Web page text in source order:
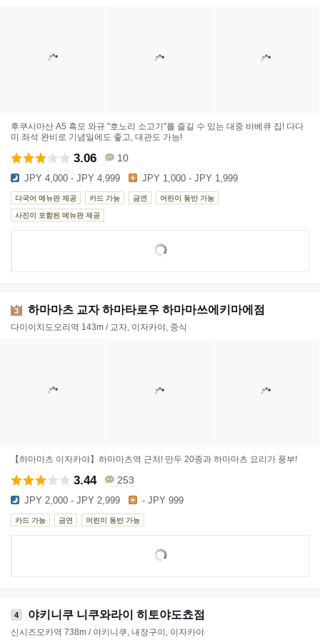
후쿠시마산 A5 흑모 와규 "호노리 소고기"를 즐길 수 있는 대중 바베큐 집! 다다
미 좌석 완비로 기념일에도 좋고, 대관도 가능!
3.06 10
JPY 4,000 - JPY 4,999 JPY 1,000 - JPY 1,999
다국어 메뉴판 제공 카드 가능 금연 어린이 동반 가능
사진이 포함된 메뉴판 제공
3 하마마츠 교자 하마타로우 하마마쓰에키마에점
다이이치도오리역 143m / 교자, 이자카야, 중식
【하마마츠 이자카야】하마마츠역 근처! 만두 20종과 하마마츠 요리가 풍부!
3.44 253
JPY 2,000 - JPY 2,999 - JPY 999
카드 가능 금연 어린이 동반 가능
4 야키니쿠 니쿠와라이 히토야도쵸점
신시즈오카역 738m / 야키니쿠, 내장구이, 이자카야